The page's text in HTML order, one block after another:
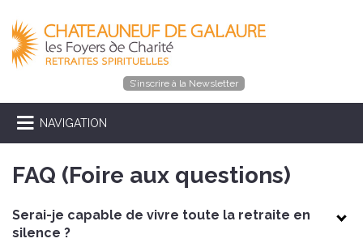
S’inscrire à la Newsletter
NAVIGATION
FAQ (Foire aux questions)
Serai-je capable de vivre toute la retraite en
silence ?